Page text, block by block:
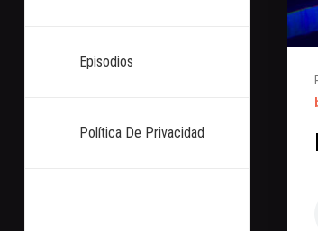
Episodios
Política De Privacidad